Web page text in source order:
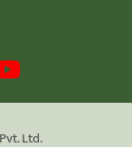
Ltd.